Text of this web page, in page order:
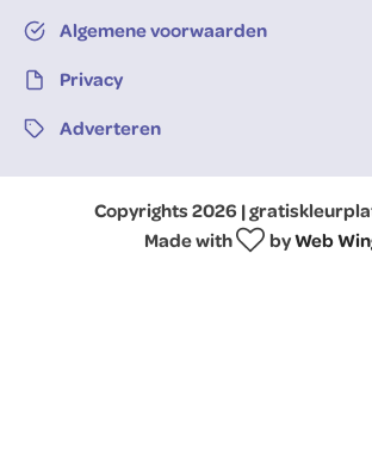
Algemene voorwaarden
Privacy
Adverteren
Copyrights 2026 |
Made with
byWeb